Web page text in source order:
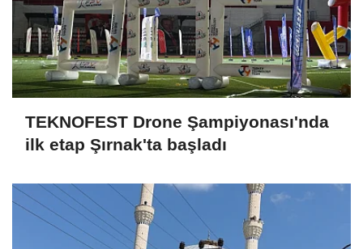
TEKNOFEST Drone Şampiyonası'nda
ilk etap Şırnak'ta başladı